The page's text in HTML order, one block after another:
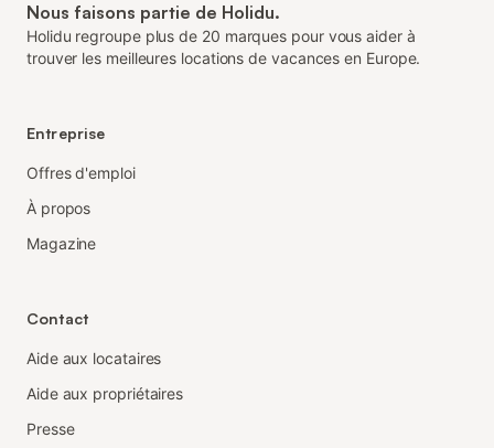
Nous faisons partie de Holidu.
Holidu regroupe plus de 20 marques pour vous aider à
trouver les meilleures locations de vacances en Europe.
Entreprise
Offres d'emploi
À propos
Magazine
Contact
Aide aux locataires
Aide aux propriétaires
Presse